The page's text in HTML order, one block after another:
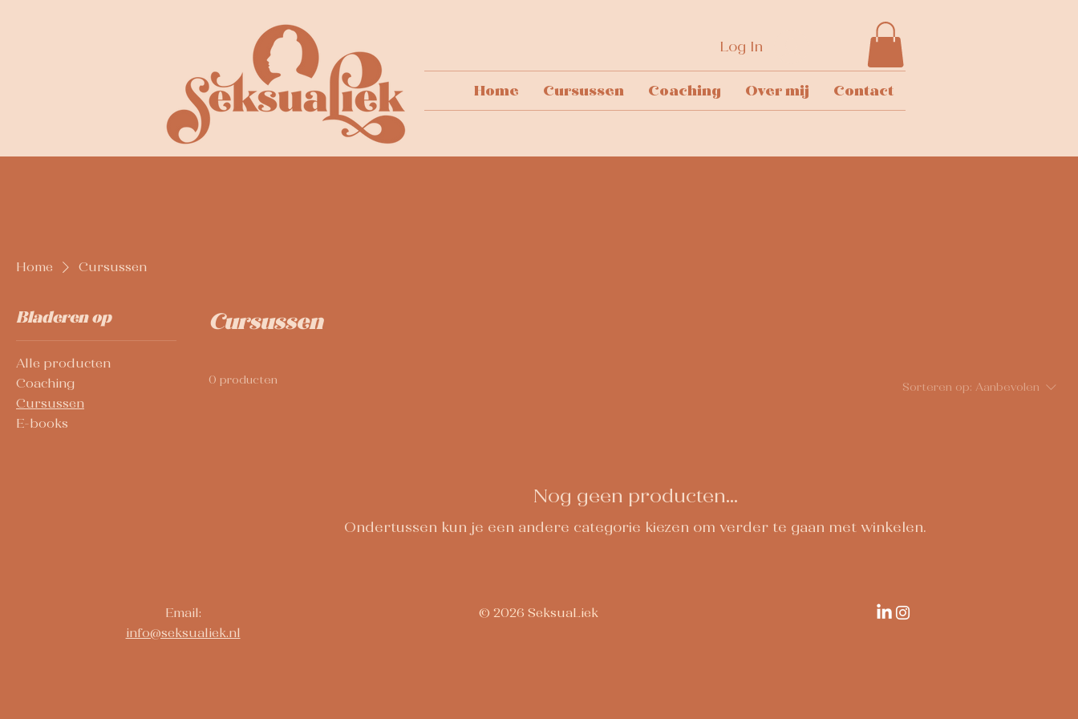
Log In
Home Cursussen Coaching Over mij Contact
Home Cursussen
Bladeren op
Alle producten
Coaching
Cursussen
E-books
Cursussen
0 producten Sorteren op: Aanbevolen
Nog geen producten...
Ondertussen kun je een andere categorie kiezen om verder te gaan met winkelen.
Email:
info@seksualiek.nl
© 2026 SeksuaLiek